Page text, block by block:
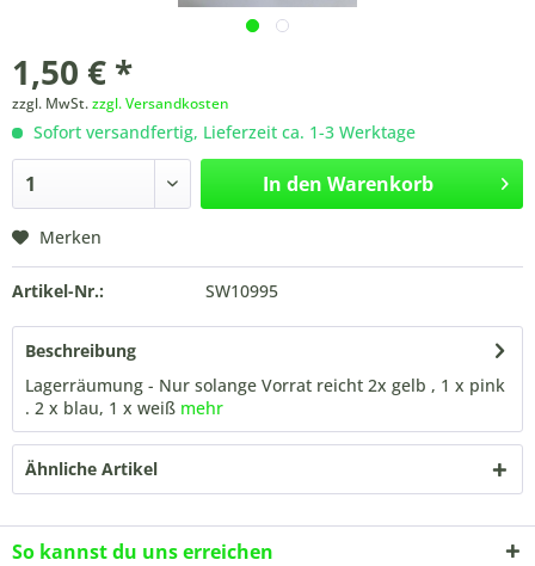
1,50 € *
zzgl. MwSt.zzgl. Versandkosten
Sofort versandfertig, Lieferzeit ca. 1-3 Werktage
In den Warenkorb
Merken
Artikel-Nr.: SW10995
Beschreibung
Lagerräumung - Nur solange Vorrat reicht 2x gelb , 1 x pink
. 2 x blau, 1 x weiß mehr
Ähnliche Artikel
So kannst du uns erreichen